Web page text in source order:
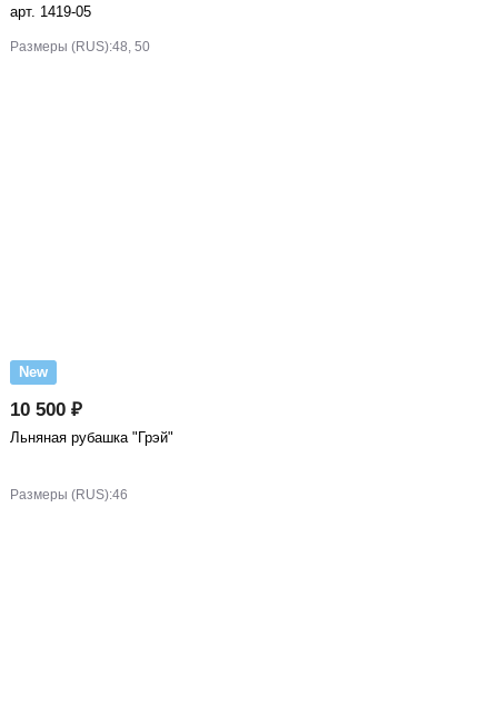
арт. 1419-05
Размеры (RUS):48, 50
New
10 500 ₽
Льняная рубашка "Грэй"
Размеры (RUS):46